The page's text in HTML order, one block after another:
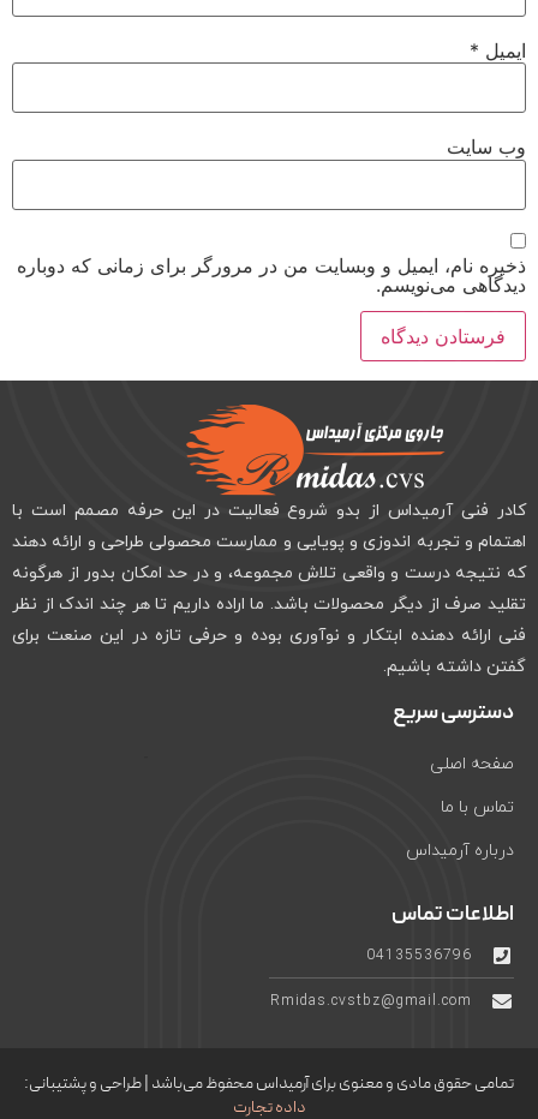
ایمیل *
وب‌ سایت
ذخیره نام، ایمیل و وبسایت من در مرورگر برای زمانی که دوباره
دیدگاهی می‌نویسم.
کادر فنی آرمیداس از بدو شروع فعالیت در این حرفه مصمم است با
اهتمام و تجربه اندوزی و پویایی و ممارست محصولی طراحی و ارائه دهند
که نتیجه درست و واقعی تلاش مجموعه، و در حد امکان بدور از هرگونه
تقلید صرف از دیگر محصولات باشد. ما اراده داریم تا هر چند اندک از نظر
فنی ارائه دهنده ابتکار و نوآوری بوده و حرفی تازه در این صنعت برای
گفتن داشته باشیم.
دسترسی سریع
صفحه اصلی
تماس با ما
درباره آرمیداس
اطلاعات تماس
04135536796
Rmidas.cvstbz@gmail.com
تمامی حقوق مادی و معنوی برای آرمیداس محفوظ می‌باشد | طراحی و پشتیبانی:
داده تجارت